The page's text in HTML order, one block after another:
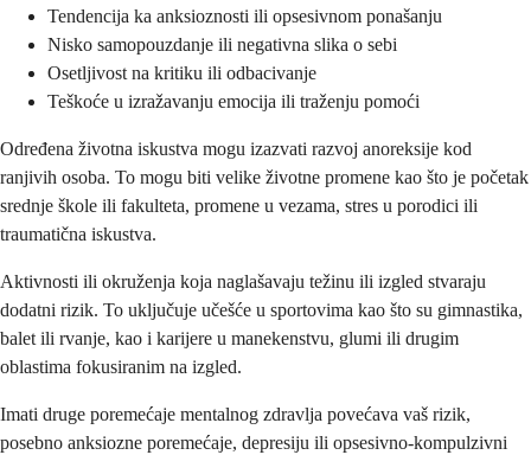
Tendencija ka anksioznosti ili opsesivnom ponašanju
Nisko samopouzdanje ili negativna slika o sebi
Osetljivost na kritiku ili odbacivanje
Teškoće u izražavanju emocija ili traženju pomoći
Određena životna iskustva mogu izazvati razvoj anoreksije kod
ranjivih osoba. To mogu biti velike životne promene kao što je početak
srednje škole ili fakulteta, promene u vezama, stres u porodici ili
traumatična iskustva.
Aktivnosti ili okruženja koja naglašavaju težinu ili izgled stvaraju
dodatni rizik. To uključuje učešće u sportovima kao što su gimnastika,
balet ili rvanje, kao i karijere u manekenstvu, glumi ili drugim
oblastima fokusiranim na izgled.
Imati druge poremećaje mentalnog zdravlja povećava vaš rizik,
posebno anksiozne poremećaje, depresiju ili opsesivno-kompulzivni